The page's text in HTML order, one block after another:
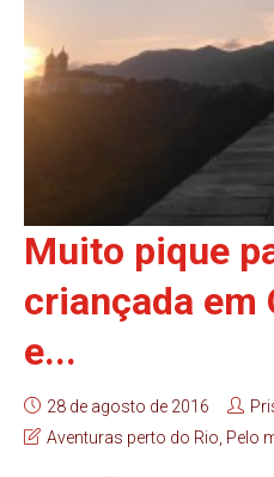
Muito pique
criançada em
e...
28 de agosto de 2016
Aventuras perto do Rio Pelo